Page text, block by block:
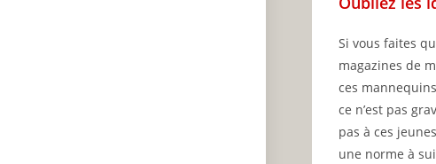
Si vous faites
magazines de
ces
ce n’est pas
pas à ces
une norme à